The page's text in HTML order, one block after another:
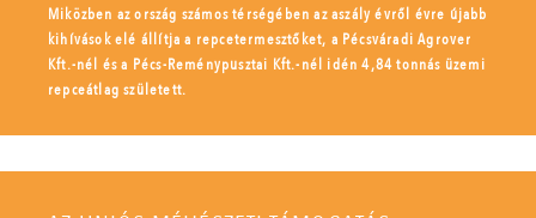
Miközben az ország számos térségében az aszály évről évre újabb
kihívások elé állítja a repcetermesztőket, a Pécsváradi Agrover
Kft.-nél és a Pécs-Reménypusztai Kft.-nél idén 4,84 tonnás üzemi
repceátlag született.